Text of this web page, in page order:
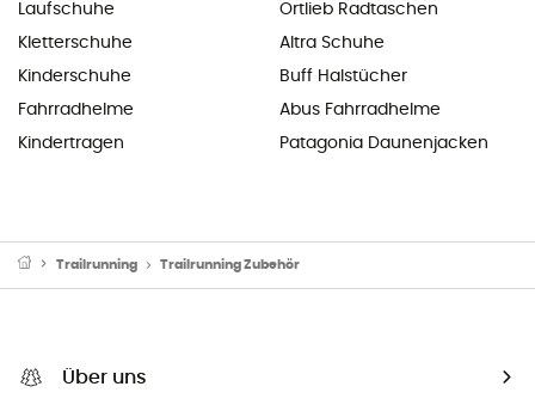
Laufschuhe
Kletterschuhe
Kinderschuhe
Fahrradhelme
Kindertragen
Ortlieb Radtaschen
Altra Schuhe
Buff Halstücher
Abus Fahrradhelme
Patagonia Daunenjacken
Trailrunning Trailrunning Zubehör
Über uns